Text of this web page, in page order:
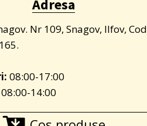
Adresa
Nr 109, Snagov, Ilfov, Cod
08:00-17:00
08:00-14:00